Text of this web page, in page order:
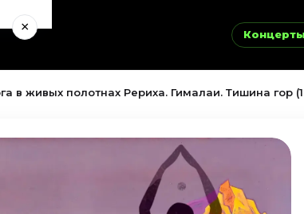
Концерты
×
в живых полотнах Рериха. Гималаи. Тишина гор